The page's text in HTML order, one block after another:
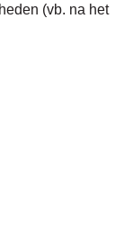
(vb. na het